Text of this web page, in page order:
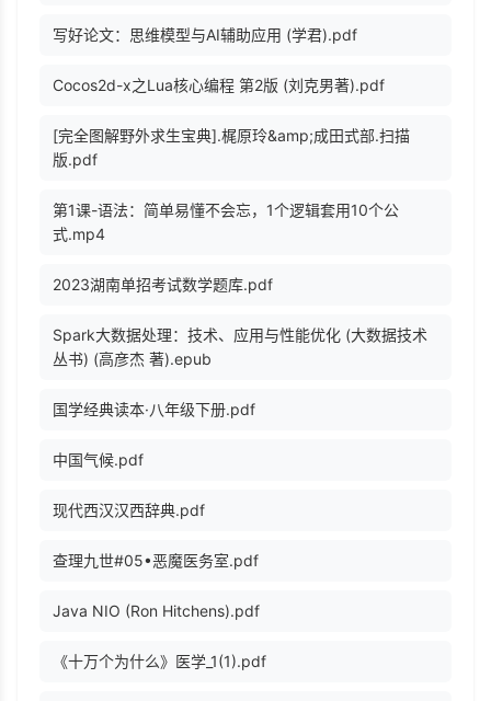
写好论文：思维模型与AI辅助应用 (学君).pdf
Cocos2d-x之Lua核心编程 第2版 (刘克男著).pdf
[完全图解野外求生宝典].梶原玲&amp;成田式部.扫描
版.pdf
第1课-语法：简单易懂不会忘，1个逻辑套用10个公
式.mp4
2023湖南单招考试数学题库.pdf
Spark大数据处理：技术、应用与性能优化 (大数据技术
丛书) (高彦杰 著).epub
国学经典读本·八年级下册.pdf
中国气候.pdf
现代西汉汉西辞典.pdf
查理九世#05•恶魔医务室.pdf
Java NIO (Ron Hitchens).pdf
《十万个为什么》医学_1(1).pdf